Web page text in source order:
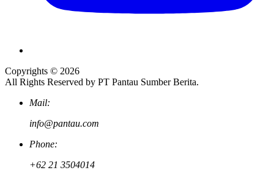
Copyrights © 2026
All Rights Reserved by PT Pantau Sumber Berita.
Mail:
info@pantau.com
Phone:
+62 21 3504014